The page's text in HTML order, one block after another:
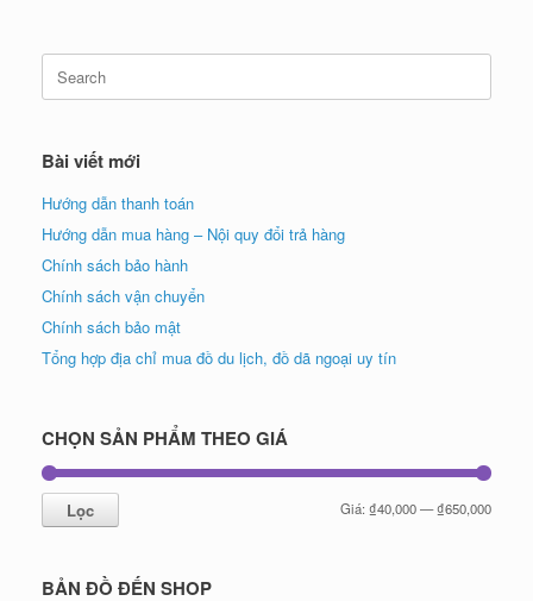
for:
Bài viết mới
Hướng dẫn thanh toán
Hướng dẫn mua hàng – Nội quy đổi trả hàng
Chính sách bảo hành
Chính sách vận chuyển
Chính sách bảo mật
Tổng hợp địa chỉ mua đồ du lịch, đồ dã ngoại uy tín
CHỌN SẢN PHẨM THEO GIÁ
Giá
Giá
Lọc Giá:₫40,000—₫650,000
BẢN ĐỒ ĐẾN SHOP